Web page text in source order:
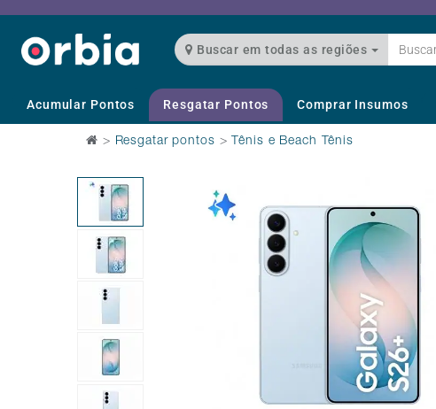
Buscar em todas as regiões
Acumular Pontos Resgatar Pontos Comprar Insumos
> Resgatar pontos > Tênis e Beach Tênis